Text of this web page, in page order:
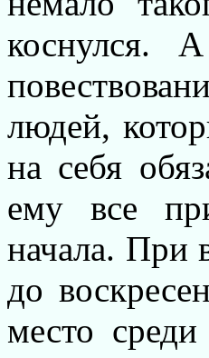
коснулся.
людей,
на себя
ему все
начала. При
до
место